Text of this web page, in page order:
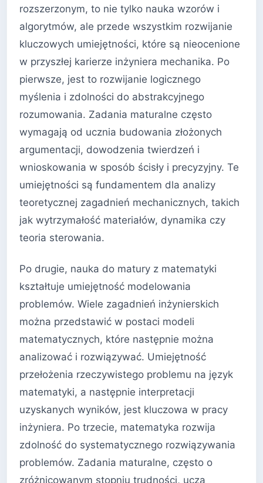
rozszerzonym, to nie tylko nauka wzorów i
algorytmów, ale przede wszystkim rozwijanie
kluczowych umiejętności, które są nieocenione
w przyszłej karierze inżyniera mechanika. Po
pierwsze, jest to rozwijanie logicznego
myślenia i zdolności do abstrakcyjnego
rozumowania. Zadania maturalne często
wymagają od ucznia budowania złożonych
argumentacji, dowodzenia twierdzeń i
wnioskowania w sposób ścisły i precyzyjny. Te
umiejętności są fundamentem dla analizy
teoretycznej zagadnień mechanicznych, takich
jak wytrzymałość materiałów, dynamika czy
teoria sterowania.
Po drugie, nauka do matury z matematyki
kształtuje umiejętność modelowania
problemów. Wiele zagadnień inżynierskich
można przedstawić w postaci modeli
matematycznych, które następnie można
analizować i rozwiązywać. Umiejętność
przełożenia rzeczywistego problemu na język
matematyki, a następnie interpretacji
uzyskanych wyników, jest kluczowa w pracy
inżyniera. Po trzecie, matematyka rozwija
zdolność do systematycznego rozwiązywania
problemów. Zadania maturalne, często o
zróżnicowanym stopniu trudności, uczą